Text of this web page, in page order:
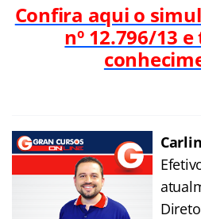
Confira aqui o
nº 12.796/13